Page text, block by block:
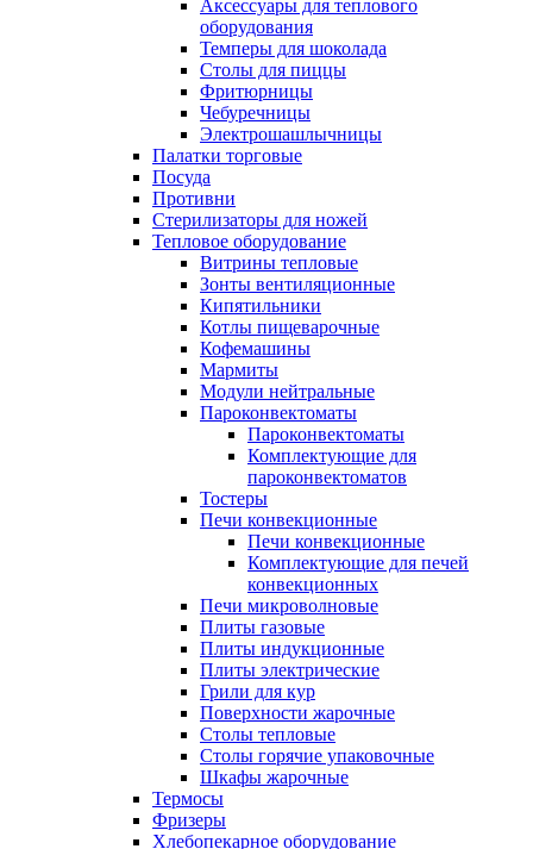
Аксессуары для теплового
оборудования
Темперы для шоколада
Столы для пиццы
Фритюрницы
Чебуречницы
Электрошашлычницы
Палатки торговые
Посуда
Противни
Стерилизаторы для ножей
Тепловое оборудование
Витрины тепловые
Зонты вентиляционные
Кипятильники
Котлы пищеварочные
Кофемашины
Мармиты
Модули нейтральные
Пароконвектоматы
Пароконвектоматы
Комплектующие для
пароконвектоматов
Тостеры
Печи конвекционные
Печи конвекционные
Комплектующие для печей
конвекционных
Печи микроволновые
Плиты газовые
Плиты индукционные
Плиты электрические
Грили для кур
Поверхности жарочные
Столы тепловые
Столы горячие упаковочные
Шкафы жарочные
Термосы
Фризеры
Хлебопекарное оборудование